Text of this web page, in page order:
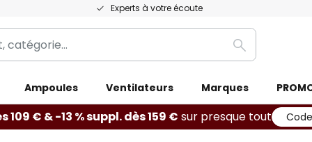
Experts à votre écoute
Rechercher
Ampoules Ventilateurs Marques
109 € & -13 % suppl. dès 159 € sur presque tout